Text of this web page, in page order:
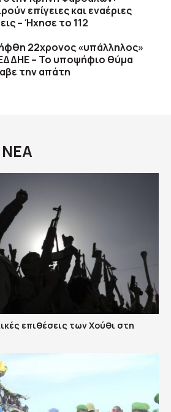
επίγειες και εναέριες
– Ήχησε το 112
22χρονος «υπάλληλος»
– Το υποψήφιο θύμα
την απάτη
επιθέσεις των Χούθι στη